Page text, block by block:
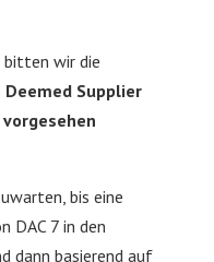
bitten wir die
Deemed Supplier
bis eine
DAC 7 in den
dann basierend auf